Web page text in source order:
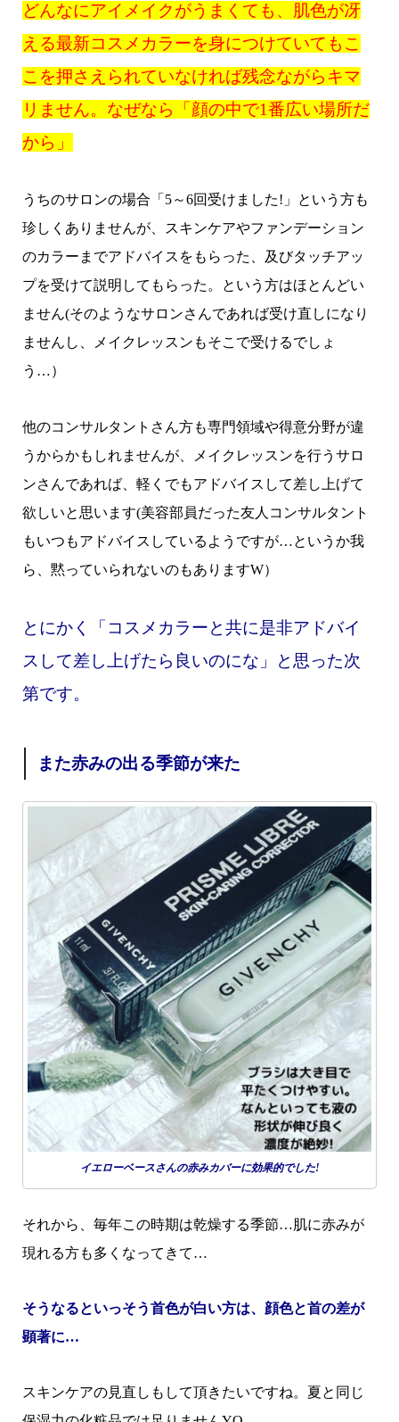
どんなにアイメイクがうまくても、肌色が冴
える最新コスメカラーを身につけていてもこ
こを押さえられていなければ残念ながらキマ
リません。なぜなら「顔の中で1番広い場所だ
から」
うちのサロンの場合「5～6回受けました!」という方も
珍しくありませんが、スキンケアやファンデーション
のカラーまでアドバイスをもらった、及びタッチアッ
プを受けて説明してもらった。という方はほとんどい
ません(そのようなサロンさんであれば受け直しになり
ませんし、メイクレッスンもそこで受けるでしょ
う…）
他のコンサルタントさん方も専門領域や得意分野が違
うからかもしれませんが、メイクレッスンを行うサロ
ンさんであれば、軽くでもアドバイスして差し上げて
欲しいと思います(美容部員だった友人コンサルタント
もいつもアドバイスしているようですが…というか我
ら、黙っていられないのもありますW）
とにかく「コスメカラーと共に是非アドバイ
スして差し上げたら良いのにな」と思った次
第です。
また赤みの出る季節が来た
イエローベースさんの赤みカバーに効果的でした!
それから、毎年この時期は乾燥する季節…肌に赤みが
現れる方も多くなってきて…
そうなるといっそう首色が白い方は、顔色と首の差が
顕著に…
スキンケアの見直しもして頂きたいですね。夏と同じ